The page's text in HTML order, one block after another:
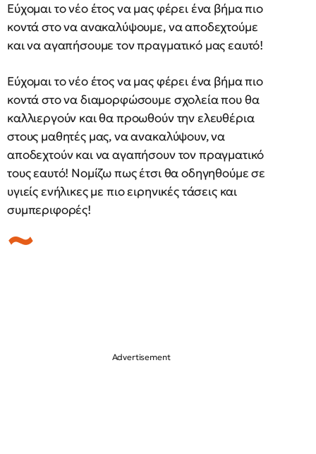
Εύχομαι το νέο έτος να μας φέρει ένα βήμα πιο
κοντά στο να ανακαλύψουμε, να αποδεχτούμε
και να αγαπήσουμε τον πραγματικό μας εαυτό!
Εύχομαι το νέο έτος να μας φέρει ένα βήμα πιο
κοντά στο να διαμορφώσουμε σχολεία που θα
καλλιεργούν και θα προωθούν την ελευθέρια
στους μαθητές μας, να ανακαλύψουν, να
αποδεχτούν και να αγαπήσουν τον πραγματικό
τους εαυτό! Νομίζω πως έτσι θα οδηγηθούμε σε
υγιείς ενήλικες με πιο ειρηνικές τάσεις και
συμπεριφορές!